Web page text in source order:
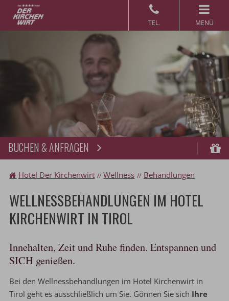
MENÜ
BUCHEN & ANFRAGEN
Hotel Der Kirchenwirt Wellness Behandlungen
WELLNESSBEHANDLUNGEN IM HOTEL
KIRCHENWIRT IN TIROL
Innehalten, Zeit und Ruhe finden. Entspannen und
SICH genießen.
Bei den Wellnessbehandlungen im Hotel Kirchenwirt in
Tirol geht es ausschließlich um Sie. Gönnen Sie sich Ihre